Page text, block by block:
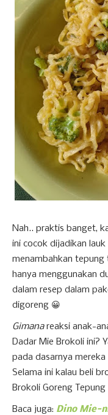
Nah.. praktis banget,
ini cocok dijadikan lauk
menambahkan tepung
hanya menggunakan
dalam resep dalam
digoreng 😀
Gimanareaksi anak-
Dadar Mie Brokoli ini?
pada dasarnya
Selama ini kalau beli
Brokoli Goreng Tepung
Baca juga: Dino Mie-